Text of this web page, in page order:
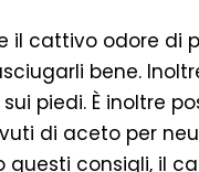
il cattivo odore di
bene.
piedi. È inoltre
di aceto per
questi consigli, il